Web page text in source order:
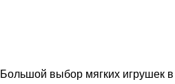
Большой выбор мягких игрушек